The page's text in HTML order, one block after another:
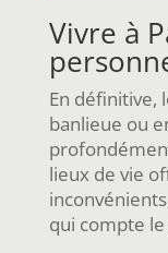
Vivre à
En définitive,
banlieue ou
lieux de vie
qui compte